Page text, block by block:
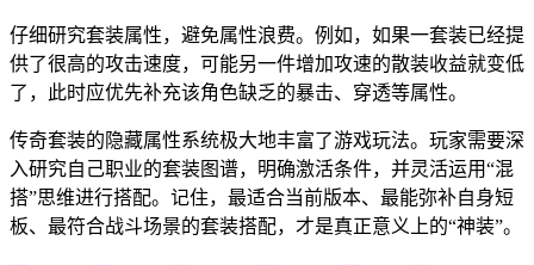
仔细研究套装属性，避免属性浪费。例如，如果一套装已经提
供了很高的攻击速度，可能另一件增加攻速的散装收益就变低
了，此时应优先补充该角色缺乏的暴击、穿透等属性。
传奇套装的隐藏属性系统极大地丰富了游戏玩法。玩家需要深
入研究自己职业的套装图谱，明确激活条件，并灵活运用“混
搭”思维进行搭配。记住，最适合当前版本、最能弥补自身短
板、最符合战斗场景的套装搭配，才是真正意义上的“神装”。